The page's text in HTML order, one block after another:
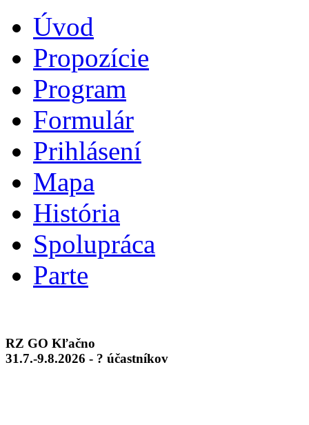
Úvod
Propozície
Program
Formulár
Prihlásení
Mapa
História
Spolupráca
Parte
RZ GO Kľačno
31.7.-9.8.2026 - ? účastníkov